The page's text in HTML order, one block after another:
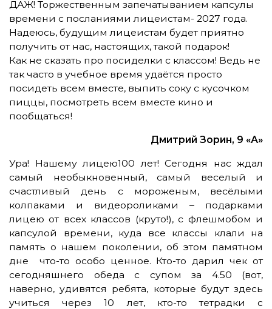
ДАЖ! Торжественным запечатыванием капсулы
времени с посланиями лицеистам- 2027 года.
Надеюсь, будущим лицеистам будет приятно
получить от нас, настоящих, такой подарок!
Как не сказать про посиделки с классом! Ведь не
так часто в учебное время удаётся просто
посидеть всем вместе, выпить соку с кусочком
пиццы, посмотреть всем вместе кино и
пообщаться!
Дмитрий Зорин, 9 «А»
Ура! Нашему лицею100 лет! Сегодня нас ждал
самый необыкновенный, самый веселый и
счастливый день с мороженым, весёлыми
колпаками и видеороликами – подарками
лицею от всех классов (круто!), с флешмобом и
капсулой времени, куда все классы клали на
память о нашем поколении, об этом памятном
дне что-то особо ценное. Кто-то дарил чек от
сегодняшнего обеда с супом за 4.50 (вот,
наверно, удивятся ребята, которые будут здесь
учиться через 10 лет, кто-то тетрадки с